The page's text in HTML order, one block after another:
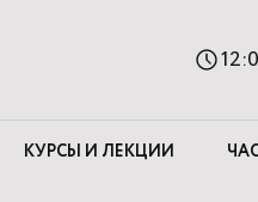
КУРСЫ И ЛЕКЦИИ